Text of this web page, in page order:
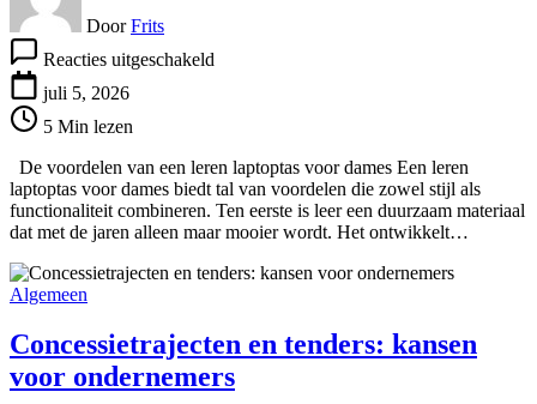
DoorFrits
Reacties uitgeschakeldDe
stijl,
kleur
en
functionaliteit
juli 5, 2026
5 Min lezen
De voordelen van een leren laptoptas voor dames Een leren
laptoptas voor dames biedt tal van voordelen die zowel stijl als
functionaliteit combineren. Ten eerste is leer een duurzaam materiaal
dat met de jaren alleen maar mooier wordt. Het ontwikkelt…
Algemeen
Concessietrajecten en tenders: kansen
voor ondernemers